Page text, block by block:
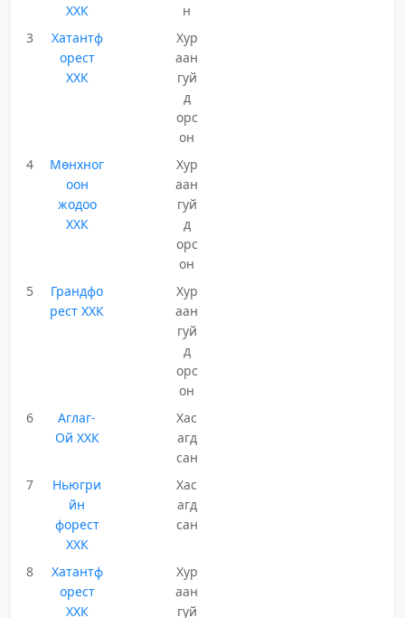
ХХК
н
3
Хатантф
орест
ХХК
Хур
аан
гуй
д
орс
он
4
Мөнхног
оон
жодоо
ХХК
Хур
аан
гуй
д
орс
он
5
Грандфо
рест ХХК
Хур
аан
гуй
д
орс
он
6
Аглаг-
Ой ХХК
Хас
агд
сан
7
Ньюгри
йн
форест
ХХК
Хас
агд
сан
8
Хатантф
орест
ХХК
Хур
аан
гуй